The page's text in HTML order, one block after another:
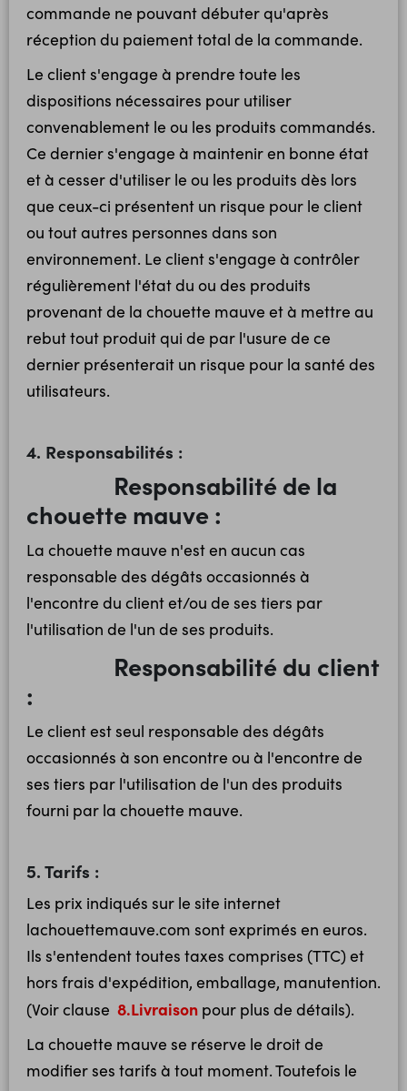
commande ne pouvant débuter qu'après
réception du paiement total de la commande.
Le client s'engage à prendre toute les
dispositions nécessaires pour utiliser
convenablement le ou les produits commandés.
Ce dernier s'engage à maintenir en bonne état
et à cesser d'utiliser le ou les produits dès lors
que ceux-ci présentent un risque pour le client
ou tout autres personnes dans son
environnement. Le client s'engage à contrôler
régulièrement l'état du ou des produits
provenant de la chouette mauve et à mettre au
rebut tout produit qui de par l'usure de ce
dernier présenterait un risque pour la santé des
utilisateurs.
4. Responsabilités :
Responsabilité de la
chouette mauve :
La chouette mauve n'est en aucun cas
responsable des dégâts occasionnés à
l'encontre du client et/ou de ses tiers par
l'utilisation de l'un de ses produits.
Responsabilité du client
:
Le client est seul responsable des dégâts
occasionnés à son encontre ou à l'encontre de
ses tiers par l'utilisation de l'un des produits
fourni par la chouette mauve.
5. Tarifs :
Les prix indiqués sur le site internet
lachouettemauve.com sont exprimés en euros.
Ils s'entendent toutes taxes comprises (TTC) et
hors frais d'expédition, emballage, manutention.
(Voir clause 8.Livraisonpour plus de détails).
La chouette mauve se réserve le droit de
modifier ses tarifs à tout moment. Toutefois le